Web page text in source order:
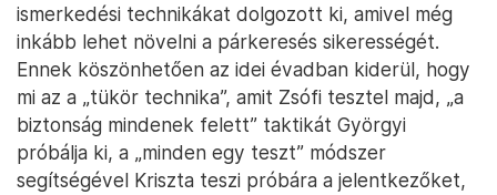
ismerkedési technikákat dolgozott ki, amivel még
inkább lehet növelni a párkeresés sikerességét.
Ennek köszönhetően az idei évadban kiderül, hogy
mi az a „tükör technika”, amit Zsófi tesztel majd, „a
biztonság mindenek felett” taktikát Györgyi
próbálja ki, a „minden egy teszt” módszer
segítségével Kriszta teszi próbára a jelentkezőket,